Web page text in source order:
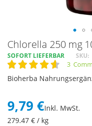
Chlorella 250 mg
SOFORT LIEFERBAR SKU
Rating: 3
Bioherba
9,79 €Inkl. MwSt.
279.47 € / kg
Skip
to
the
beginning
of
images
gallery